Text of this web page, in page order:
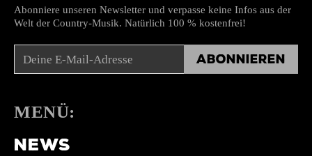
Abonniere unseren Newsletter und verpasse keine Infos aus der
Welt der Country-Musik. Natürlich 100 % kostenfrei!
Abonnieren
MENÜ:
NEWS